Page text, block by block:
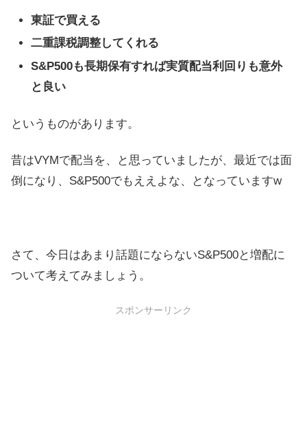
東証で買える
二重課税調整してくれる
S&P500も長期保有すれば実質配当利回りも意外
と良い
というものがあります。
昔はVYMで配当を、と思っていましたが、最近では面
倒になり、S&P500でもええよな、となっていますw
さて、今日はあまり話題にならないS&P500と増配に
ついて考えてみましょう。
スポンサーリンク